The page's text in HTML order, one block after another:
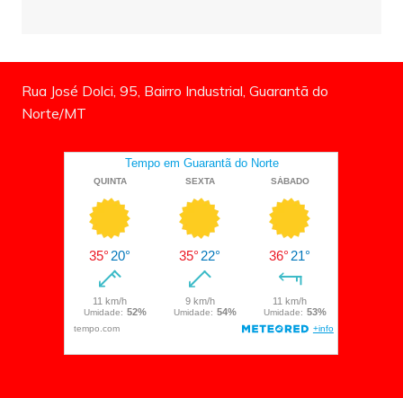
Rua José Dolci, 95, Bairro Industrial, Guarantã do
Norte/MT